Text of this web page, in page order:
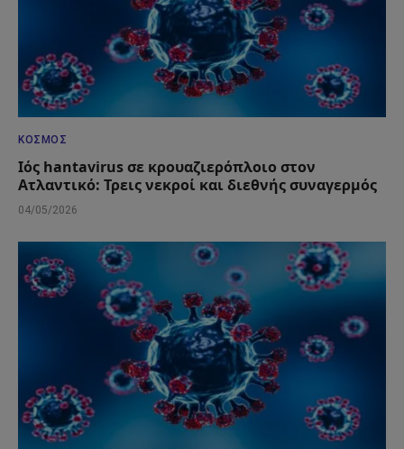
ΚΌΣΜΟΣ
Ιός hantavirus σε κρουαζιερόπλοιο στον
Ατλαντικό: Τρεις νεκροί και διεθνής συναγερμός
04/05/2026